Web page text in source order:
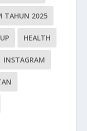
TAHUN 2025
HEALTH
INSTAGRAM